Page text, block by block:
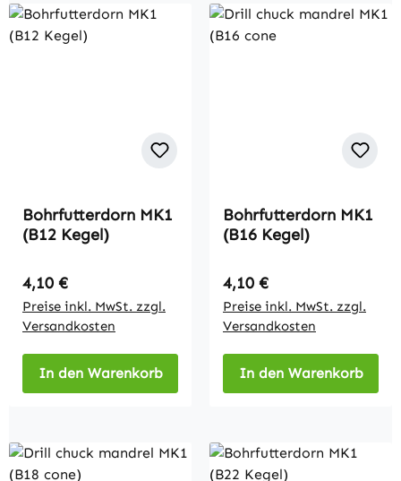
Bohrfutterdorn MK1
(B12 Kegel)
Regulärer Preis:
4,10 €
Preise inkl. MwSt. zzgl.
Versandkosten
In den Warenkorb
Bohrfutterdorn MK1
(B16 Kegel)
Regulärer Preis:
4,10 €
Preise inkl. MwSt. zzgl.
Versandkosten
In den Warenkorb